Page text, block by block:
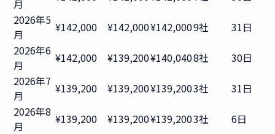
月
2026年5
月
¥142,000 ¥142,000¥142,0009社
31日
2026年6
月
¥142,000 ¥139,200¥140,0408社
30日
2026年7
月
¥139,200 ¥139,200¥139,2003社
31日
2026年8
月
¥139,200 ¥139,200¥139,2003社
6日